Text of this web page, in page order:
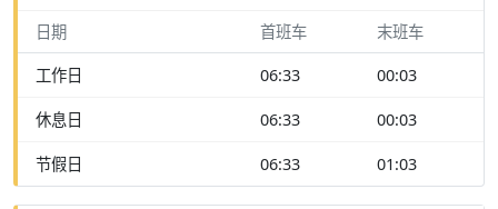
日期 首班车 末班车
工作日 06:33 00:03
休息日 06:33 00:03
节假日 06:33 01:03